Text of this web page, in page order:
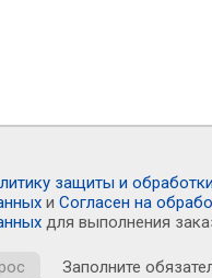
защиты и обработки
и Согласен на
для выполнения
Заполните